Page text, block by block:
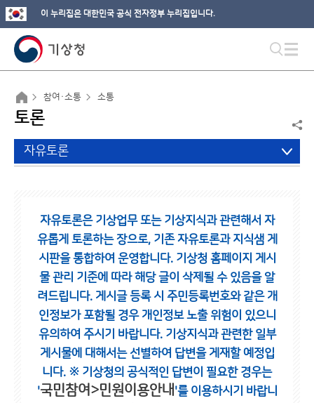
이 누리집은 대한민국 공식 전자정부 누리집입니다.
참여·소통 소통
토론
자유토론
자유토론은 기상업무 또는 기상지식과 관련해서 자
유롭게 토론하는 장으로, 기존 자유토론과 지식샘 게
시판을 통합하여 운영합니다. 기상청 홈페이지 게시
물 관리 기준에 따라 해당 글이 삭제될 수 있음을 알
려드립니다. 게시글 등록 시 주민등록번호와 같은 개
인정보가 포함될 경우 개인정보 노출 위험이 있으니
유의하여 주시기 바랍니다. 기상지식과 관련한 일부
게시물에 대해서는 선별하여 답변을 게재할 예정입
니다. ※ 기상청의 공식적인 답변이 필요한 경우는
'국민참여>민원이용안내 '를 이용하시기 바랍니